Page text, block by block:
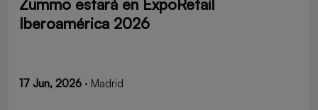
Zummo estará en ExpoRetail
Iberoamérica 2026
17 Jun, 2026 · Madrid